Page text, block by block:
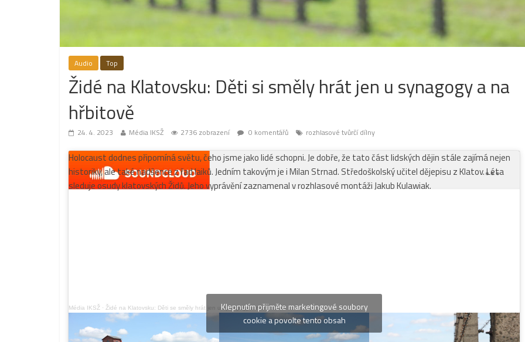
Audio Top
Židé na Klatovsku: Děti si směly hrát jen u synagogy a na
hřbitově
24. 4. 2023 Média IKSŽ 2736 zobrazení 0 komentářů rozhlasové tvůrčí dílny
Holocaust dodnes připomíná světu, čeho jsme jako lidé schopni. Je dobře, že tato část lidských dějin stále zajímá nejen
historiky, ale také nadšence z řad laiků. Jedním takovým je i Milan Strnad. Středoškolský učitel dějepisu z Klatov. Léta
sleduje osudy klatovských Židů. Jeho vyprávění zaznamenal v rozhlasové montáži Jakub Kulawiak.
Média IKSŽ · Židé na Klatovsku: Děti se směly hrát jen u synagogy a na hřbitověKlepnutím přijměte marketingové soubory
cookie a povolte tento obsah